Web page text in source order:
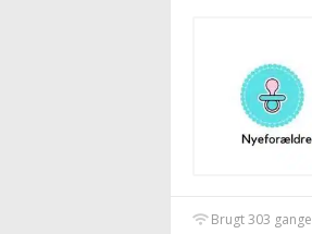
Brugt 303 gange